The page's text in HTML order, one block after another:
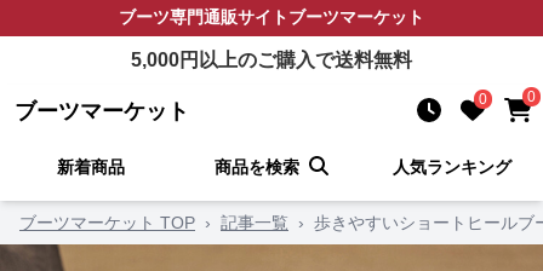
ブーツ専門通販サイトブーツマーケット
5,000円以上のご購入で送料無料
ブーツマーケット 0 0
新着商品 商品を検索 人気ランキング
ブーツマーケット TOP › 記事一覧 › 歩きやすいショートヒールブ